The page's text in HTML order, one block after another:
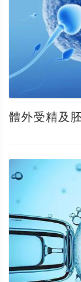
體外受精及